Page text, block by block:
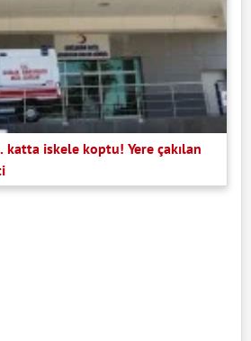
katta iskele koptu! Yere çakılan